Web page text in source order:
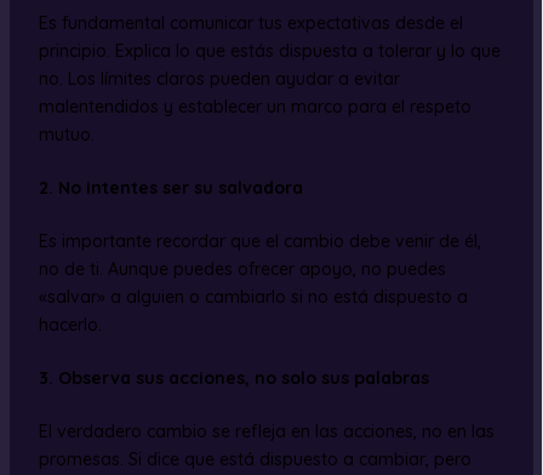
Es fundamental comunicar tus expectativas desde el
principio. Explica lo que estás dispuesta a tolerar y lo que
no. Los límites claros pueden ayudar a evitar
malentendidos y establecer un marco para el respeto
mutuo.
2. No intentes ser su salvadora
Es importante recordar que el cambio debe venir de él,
no de ti. Aunque puedes ofrecer apoyo, no puedes
«salvar» a alguien o cambiarlo si no está dispuesto a
hacerlo.
3. Observa sus acciones, no solo sus palabras
El verdadero cambio se refleja en las acciones, no en las
promesas. Si dice que está dispuesto a cambiar, pero